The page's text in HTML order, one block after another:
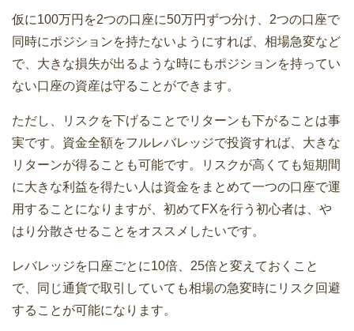
仮に100万円を2つの口座に50万円ずつ分け、2つの口座で
同時にポジションを持たないようにすれば、相場急変など
で、大きな損失が出るような時にもポジションを持ってい
ない口座の資産は守ることができます。
ただし、リスクを下げることでリターンも下がることは事
実です。資金全額をフルレバレッジで投資すれば、大きな
リターンが得ることも可能です。リスクが高くても短期間
に大きな利益を得たい人は資金をまとめて一つの口座で運
用することになりますが、初めてFXを行う初心者は、や
はり分散させることをオススメしたいです。
レバレッジを口座ごとに10倍、25倍と変えておくこと
で、同じ通貨で取引していても相場の急変時にリスク回避
することが可能になります。